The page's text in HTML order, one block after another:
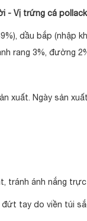
- Vị trứng cá pollack
dầu bắp (nhập
rang 3%, đường
xuất. Ngày sản
tránh ánh nắng
đứt tay do viền túi